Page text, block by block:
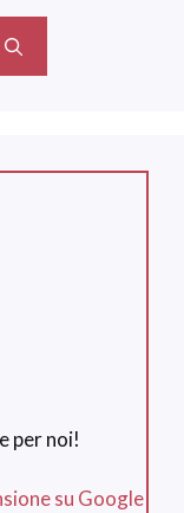
per noi!
su Google